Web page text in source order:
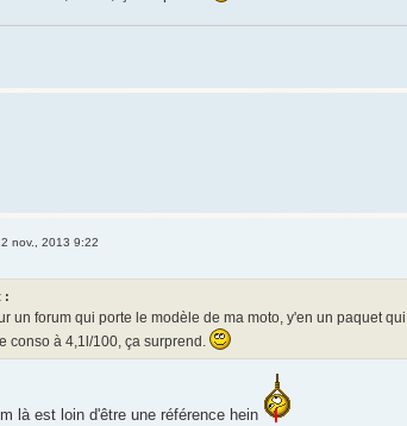
nov., 2013 9:22
:
un forum qui porte le modèle de ma moto, y'en un paquet
conso à 4,1l/100, ça surprend.
là est loin d'être une référence hein